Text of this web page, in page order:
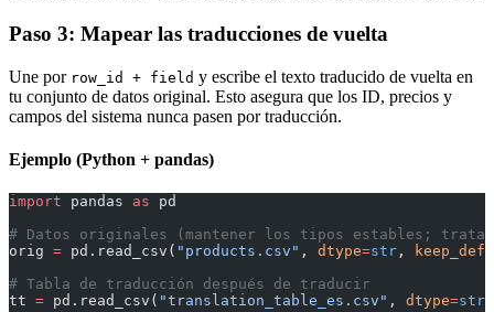
Paso 3: Mapear las traducciones de vuelta
Une por row_id + field y escribe el texto traducido de vuelta en
tu conjunto de datos original. Esto asegura que los ID, precios y
campos del sistema nunca pasen por traducción.
Ejemplo (Python + pandas)
import pandas as pd
# Datos originales (mantener los tipos estables; tratar
orig = pd.read_csv( "products.csv" , dtype=str ,
# Tabla de traducción después de traducir
tt = pd.read_csv( "translation_table_es.csv" , dtype=str